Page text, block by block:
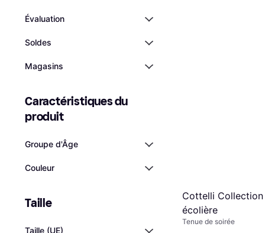
Évaluation
Soldes
Magasins
Caractéristiques du
produit
Groupe d'Âge
Couleur
Taille
Taille (UE)
Cottelli Collection
écolière
Tenue de soirée